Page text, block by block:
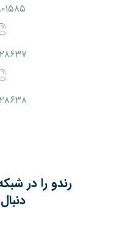
رندو را در